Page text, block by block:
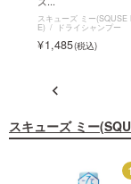
スキューズ ミー(SQUSE
E) ドライシャンプー
1,485
スキューズ ミー
1